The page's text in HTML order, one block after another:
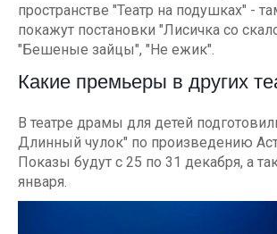
пространстве "Театр на подушках" -
покажут постановки "Лисичка со
"Бешеные зайцы", "Не ежик".
Какие премьеры в других
В театре драмы для детей
Длинный чулок" по произведению
Показы будут с 25 по 31 декабря, а
января.